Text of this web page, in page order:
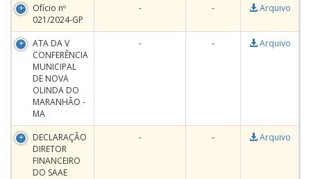
Ofício nº
021/2024-GP
- - Arquivo
ATA DA V
CONFERÊNCIA
MUNICIPAL
DE NOVA
OLINDA DO
MARANHÃO -
MA
- - Arquivo
DECLARAÇÃO
DIRETOR
FINANCEIRO
DO SAAE
- - Arquivo